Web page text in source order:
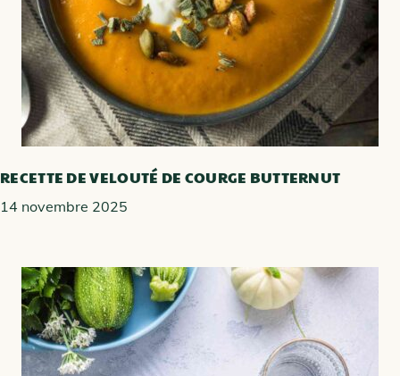
RECETTE DE VELOUTÉ DE COURGE BUTTERNUT
14 novembre 2025